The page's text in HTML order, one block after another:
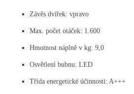
Závěs dvířek: vpravo
Max. počet otáček: 1.600
Hmotnost náplně v kg: 9,0
Osvětlení bubnu: LED
Třída energetické účinnosti: A+++